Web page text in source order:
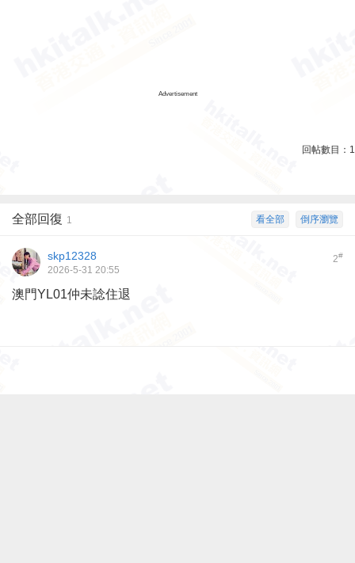
Advertisement
回帖數目： 1
倒序瀏覽
看全部
全部回復 1
2#
skp12328
2026-5-31 20:55
澳門YL01仲未諗住退